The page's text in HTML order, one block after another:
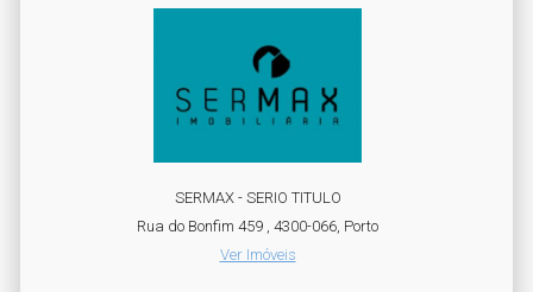
SERMAX - SERIO TITULO
Rua do Bonfim 459 , 4300-066, Porto
Ver Imóveis